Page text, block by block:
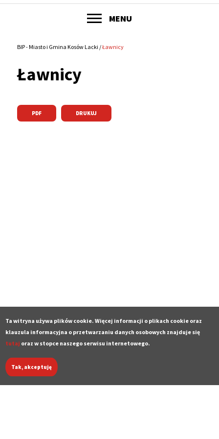
menu
POKAŻ
MENU
nawigacyjna
BIP - Miasto i Gmina Kosów Lacki Ławnicy
Ławnicy
PDF DRUKUJ
Ta witryna używa plików cookie. Więcej informacji o plikach cookie oraz
klauzula informacyjna o przetwarzaniu danych osobowych znajduje się
tutaj oraz w stopce naszego serwisu internetowego.
Tak, akceptuję